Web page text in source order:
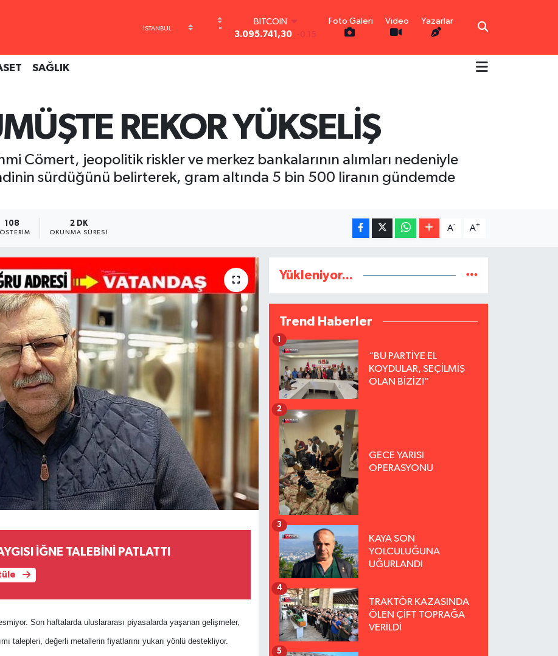
°
3.095.741,30 -0.15
DOLAR
GRAM ALTIN
6660.55 0
BİST100
Foto Galeri Video Yazarlar
SAĞLIK
REKOR YÜKSELİŞ
Cömert, jeopolitik riskler ve merkez bankalarının alımları nedeniyle
sürdüğünü belirterek, gram altında 5 bin 500 liranın gündemde
108 2 DK
OKUNMA SÜRESI
A- A+
İĞNE TALEBİNİ PATLATTI
Son haftalarda uluslararası piyasalarda yaşanan gelişmeler,
talepleri, değerli metallerin fiyatlarını yukarı yönlü destekliyor.
Yükleniyor...
Trend Haberler
“BU PARTİYE EL
KOYDULAR, SEÇİLMİŞ
OLAN BİZİZ!”
1
GECE YARISI
OPERASYONU
2
KAYA SON
YOLCULUĞUNA
UĞURLANDI
3
TRAKTÖR KAZASINDA
ÖLEN ÇİFT TOPRAĞA
VERİLDİ
4
5